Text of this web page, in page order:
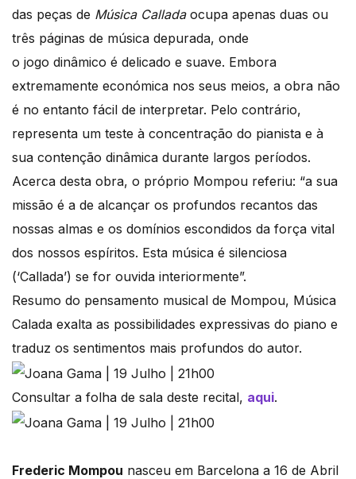
das peças de Música Callada ocupa apenas duas ou
três páginas de música depurada, onde
o jogo dinâmico é delicado e suave. Embora
extremamente económica nos seus meios, a obra não
é no entanto fácil de interpretar. Pelo contrário,
representa um teste à concentração do pianista e à
sua contenção dinâmica durante largos períodos.
Acerca desta obra, o próprio Mompou referiu: “a sua
missão é a de alcançar os profundos recantos das
nossas almas e os domínios escondidos da força vital
dos nossos espíritos. Esta música é silenciosa
(‘Callada’) se for ouvida interiormente”.
Resumo do pensamento musical de Mompou, Música
Calada exalta as possibilidades expressivas do piano e
traduz os sentimentos mais profundos do autor.
Consultar a folha de sala deste recital, aqui.
Frederic Mompou nasceu em Barcelona a 16 de Abril